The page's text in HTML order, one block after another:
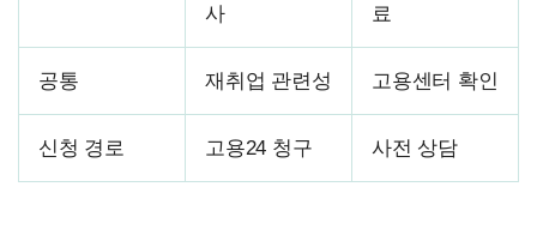
사
료
공통 재취업 관련성 고용센터 확인
신청 경로 고용24 청구 사전 상담